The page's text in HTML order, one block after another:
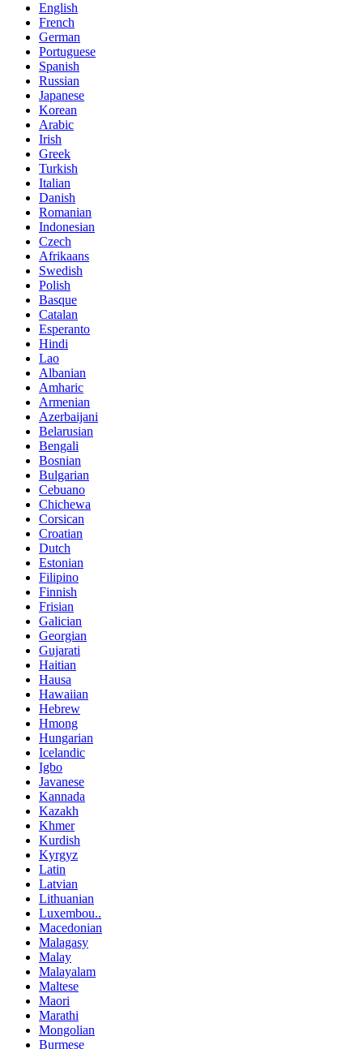
English
French
German
Portuguese
Spanish
Russian
Japanese
Korean
Arabic
Irish
Greek
Turkish
Italian
Danish
Romanian
Indonesian
Czech
Afrikaans
Swedish
Polish
Basque
Catalan
Esperanto
Hindi
Lao
Albanian
Amharic
Armenian
Azerbaijani
Belarusian
Bengali
Bosnian
Bulgarian
Cebuano
Chichewa
Corsican
Croatian
Dutch
Estonian
Filipino
Finnish
Frisian
Galician
Georgian
Gujarati
Haitian
Hausa
Hawaiian
Hebrew
Hmong
Hungarian
Icelandic
Igbo
Javanese
Kannada
Kazakh
Khmer
Kurdish
Kyrgyz
Latin
Latvian
Lithuanian
Luxembou..
Macedonian
Malagasy
Malay
Malayalam
Maltese
Maori
Marathi
Mongolian
Burmese